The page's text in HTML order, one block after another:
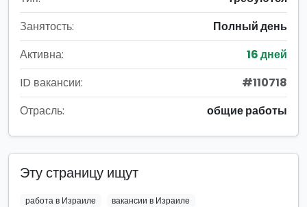
Занятость:
Полный день
Активна:
16 дней
ID вакансии:
#110718
Отрасль:
общие работы
Эту страницу ищут
работа в Израиле
вакансии в Израиле